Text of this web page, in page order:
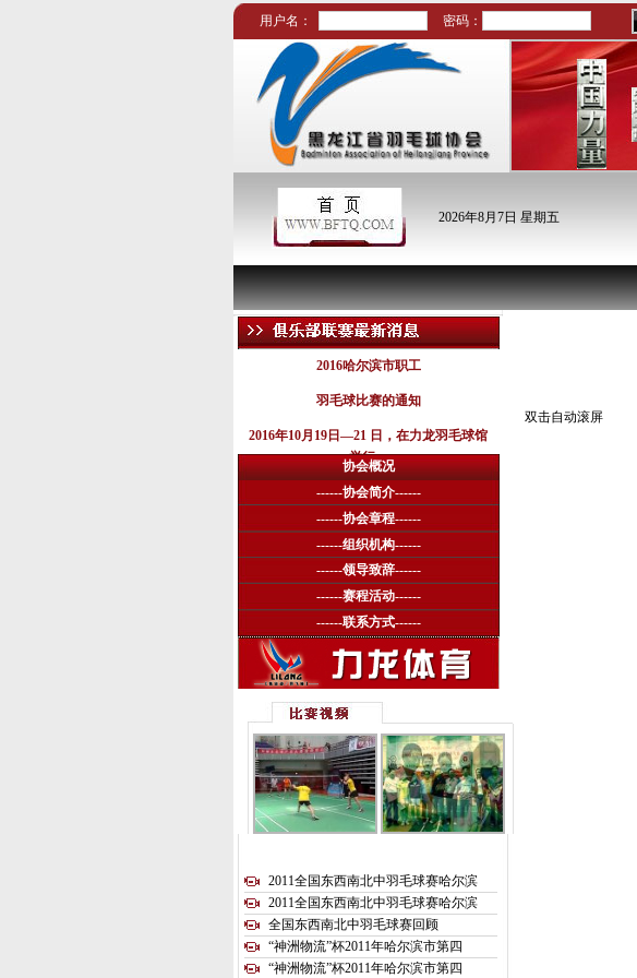
用户名： 密码：
2026年8月7日 星期五
2016哈尔滨市职工
羽毛球比赛的通知
2016年10月19日—21 日，在力龙羽毛球馆
举行。
协会概况
------协会简介------
------协会章程------
------组织机构------
------领导致辞------
------赛程活动------
------联系方式------
2011全国东西南北中羽毛球赛哈尔滨
2011全国东西南北中羽毛球赛哈尔滨
全国东西南北中羽毛球赛回顾
“神洲物流”杯2011年哈尔滨市第四
“神洲物流”杯2011年哈尔滨市第四
双击自动滚屏